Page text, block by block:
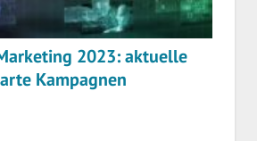
2023: aktuelle
Kampagnen